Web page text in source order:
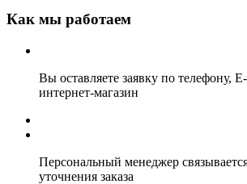
Как мы работаем
Вы оставляете заявку по телефону,
интернет-магазин
Персональный менеджер
уточнения заказа